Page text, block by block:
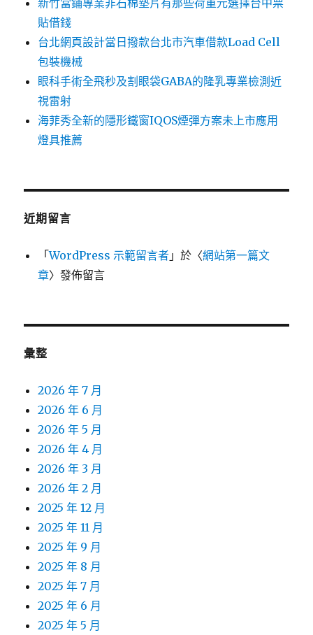
新竹當鋪專業非石棉墊片有那些荷重元選擇台中票
貼借錢
台北網頁設計當日撥款台北市汽車借款Load Cell
包裝機械
眼科手術全飛秒及割眼袋GABA的隆乳專業檢測近
視雷射
海菲秀全新的隱形鐵窗IQOS煙彈方案未上市應用
燈具推薦
近期留言
「WordPress 示範留言者 」於〈網站第一篇文
章〉發佈留言
彙整
2026 年 7 月
2026 年 6 月
2026 年 5 月
2026 年 4 月
2026 年 3 月
2026 年 2 月
2025 年 12 月
2025 年 11 月
2025 年 9 月
2025 年 8 月
2025 年 7 月
2025 年 6 月
2025 年 5 月